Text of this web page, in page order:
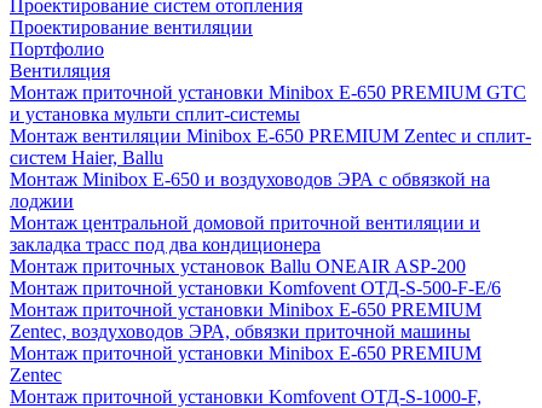
Проектирование систем отопления
Проектирование вентиляции
Портфолио
Вентиляция
Монтаж приточной установки Minibox E-650 PREMIUM GTC
и установка мульти сплит-системы
Монтаж вентиляции Minibox E-650 PREMIUM Zentec и сплит-
систем Haier, Ballu
Монтаж Minibox E-650 и воздуховодов ЭРА с обвязкой на
лоджии
Монтаж центральной домовой приточной вентиляции и
закладка трасс под два кондиционера
Монтаж приточных установок Ballu ONEAIR ASP-200
Монтаж приточной установки Komfovent ОТД-S-500-F-E/6
Монтаж приточной установки Minibox E-650 PREMIUM
Zentec, воздуховодов ЭРА, обвязки приточной машины
Монтаж приточной установки Minibox E-650 PREMIUM
Zentec
Монтаж приточной установки Komfovent ОТД-S-1000-F,